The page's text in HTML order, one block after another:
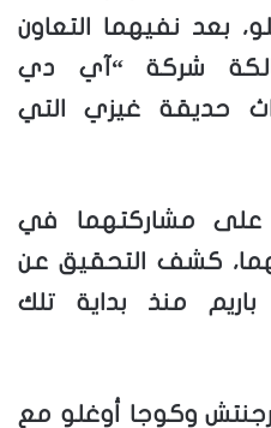
بعد نفيهما التعاون
شركة “آي دي
حديقة غيزي التي
على مشاركتهما في
كشف التحقيق عن
منذ بداية تلك
وكوجا أوغلو مع